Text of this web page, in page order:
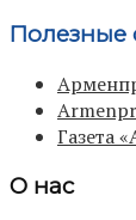
Полезные
Газета
О нас